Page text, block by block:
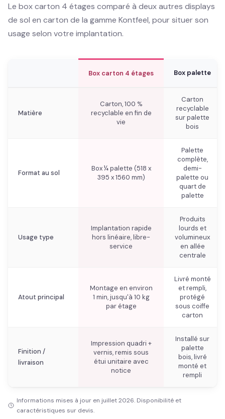
Le box carton 4 étages comparé à deux autres displays
de sol en carton de la gamme Kontfeel, pour situer son
usage selon votre implantation.
Box carton 4 étages Box palette
Matière
Carton, 100 %
recyclable en fin de
vie
Carton
recyclable
sur palette
bois
Format au sol
Box ¼ palette (518 x
395 x 1560 mm)
Palette
complète,
demi-
palette ou
quart de
palette
Usage type
Implantation rapide
hors linéaire, libre-
service
Produits
lourds et
volumineux
en allée
centrale
Atout principal
Montage en environ
1 min, jusqu'à 10 kg
par étage
Livré monté
et rempli,
protégé
sous coiffe
carton
Finition /
livraison
Impression quadri +
vernis, remis sous
étui unitaire avec
notice
Installé sur
palette
bois, livré
monté et
rempli
Informations mises à jour en juillet 2026. Disponibilité et
caractéristiques sur devis.